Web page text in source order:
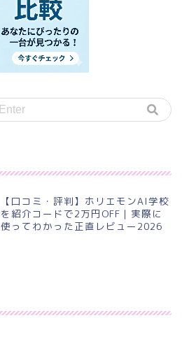
【口コミ・評判】ホリエモンAI学校
を紹介コードで2万円OFF｜実際に
使ってわかった正直レビュー2026